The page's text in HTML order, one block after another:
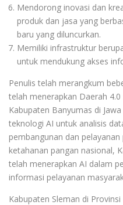
Mendorong inovasi dan
produk dan jasa yang
baru yang diluncurkan.
Memiliki infrastruktur
untuk mendukung akses
Penulis telah merangkum
telah menerapkan Daerah
Kabupaten Banyumas di
teknologi AI untuk analisis
pembangunan dan
ketahanan pangan nasional,
telah menerapkan AI dalam
informasi pelayanan
Kabupaten Sleman di